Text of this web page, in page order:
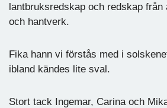
lantbruksredskap och redskap från
och hantverk.
Fika hann vi förstås med i
ibland kändes lite sval.
Stort tack Ingemar, Carina och